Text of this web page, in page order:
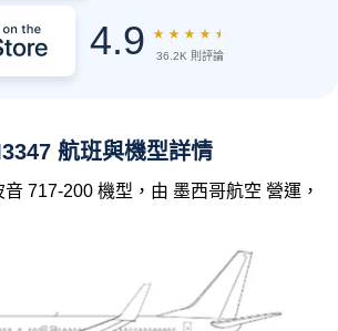
4.9 ★ ★ ★ ★ ★
36.2K 則評論
航班與機型詳情
717-200 機型，由 墨西哥航空 營運，